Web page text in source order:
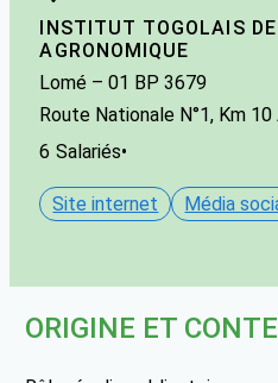
INSTITUT TOGOLAIS DE
AGRONOMIQUE
Lomé – 01 BP 3679
Route Nationale N°1, Km
6 Salariés•
Site internet Média
ORIGINE ET